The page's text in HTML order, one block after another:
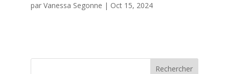
par Vanessa Segonne | Oct 15, 2024
Rechercher